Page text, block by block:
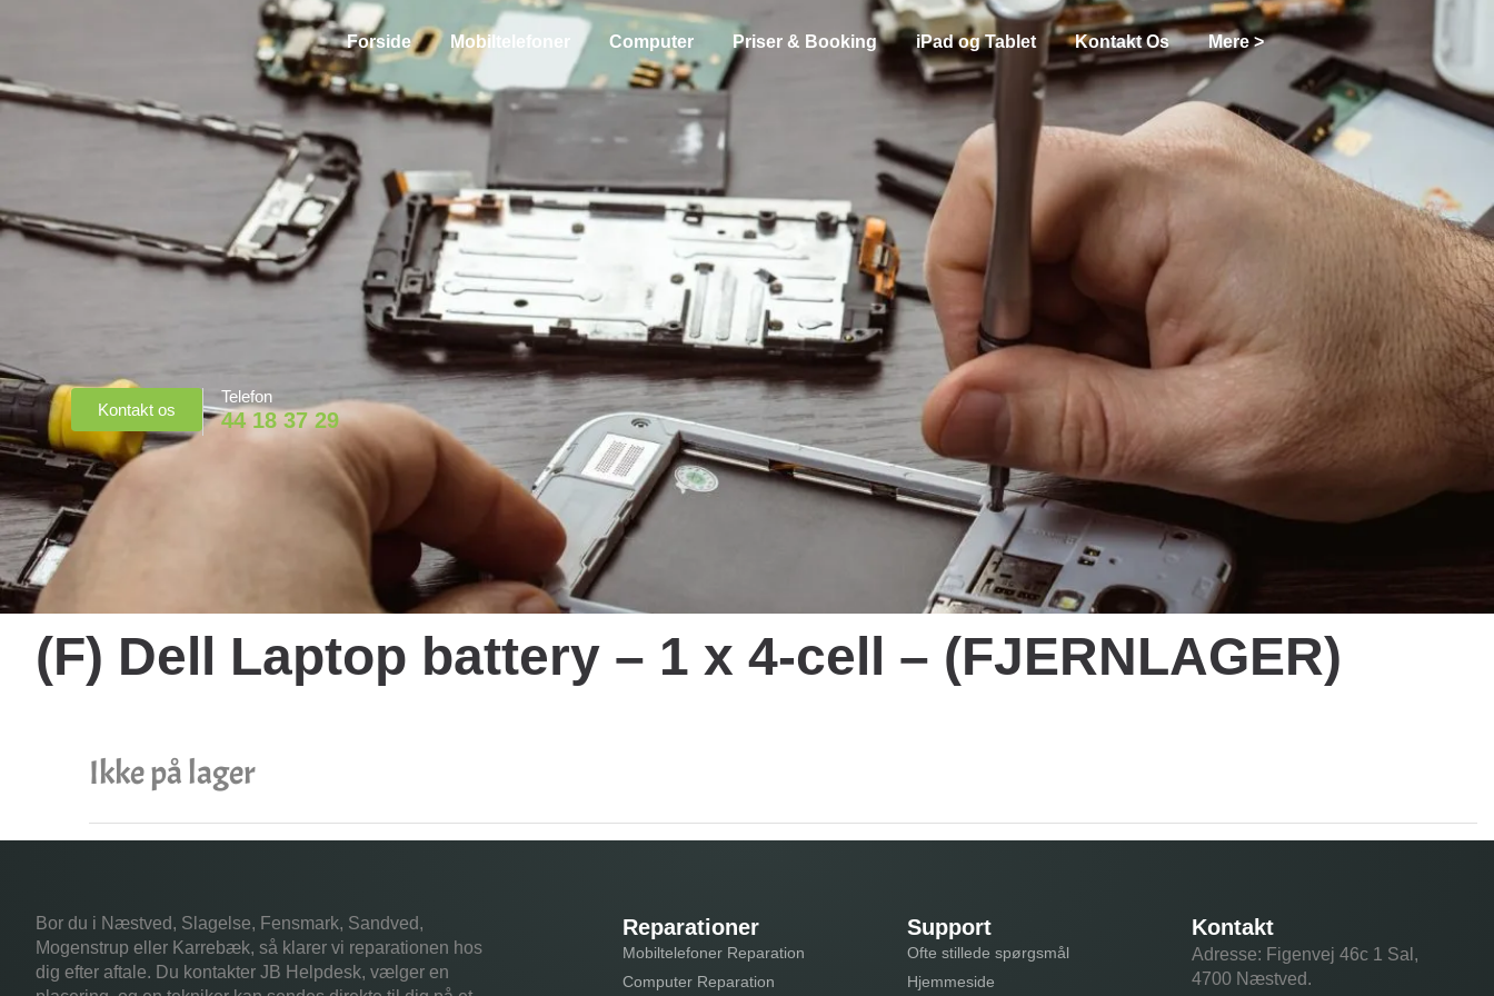
Forside Mobiltelefoner Computer Priser & Booking iPad og Tablet Kontakt Os Mere >
Kontakt os
Telefon
44 18 37 29
(F) Dell Laptop battery – 1 x 4-cell – (FJERNLAGER)
Ikke på lager
Bor du i Næstved, Slagelse, Fensmark, Sandved,
Mogenstrup eller Karrebæk, så klarer vi reparationen hos
dig efter aftale. Du kontakter JB Helpdesk, vælger en
Reparationer
Mobiltelefoner Reparation
Computer Reparation
Support
Ofte stillede spørgsmål
Hjemmeside
Kontakt
Adresse: Figenvej 46c 1 Sal,
4700 Næstved.